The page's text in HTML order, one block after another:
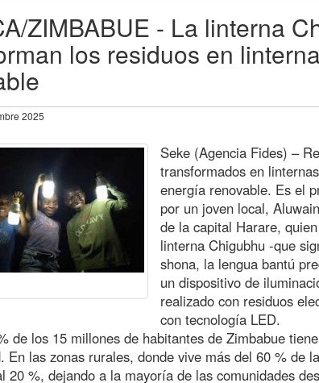
ZIMBABUE - La linterna
los residuos en
2025
Seke (Agencia Fides) –
transformados en
energía renovable. Es el
por un joven local,
de la capital Harare,
linterna Chigubhu -que
shona, la lengua bantú
un dispositivo de
realizado con residuos
con tecnología LED.
de los 15 millones de habitantes de Zimbabue
En las zonas rurales, donde vive más del 60 % de
20 %, dejando a la mayoría de las comunidades